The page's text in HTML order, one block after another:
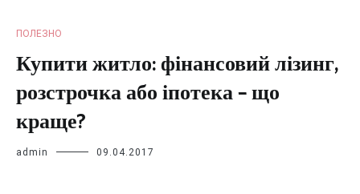
ПОЛЕЗНО
Купити житло: фінансовий лізинг,
розстрочка або іпотека – що
краще?
admin 09.04.2017